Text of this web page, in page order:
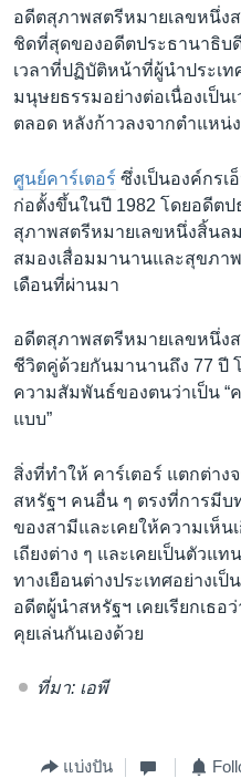
อดีตสุภาพสตรีหมายเลขหนึ่ง
ชิดที่สุดของอดีตประธานาธิบ
เวลาที่ปฏิบัติหน้าที่ผู้นำประเ
มนุษยธรรมอย่างต่อเนื่องเป็น
ตลอด หลังก้าวลงจากตำแหน่ง
ศูนย์คาร์เตอร์ ซึ่งเป็นองค์กรเ
ก่อตั้งขึ้นในปี 1982 โดยอดีตป
สุภาพสตรีหมายเลขหนึ่งสิ้นล
สมองเสื่อมมานานและสุขภา
เดือนที่ผ่านมา
อดีตสุภาพสตรีหมายเลขหนึ่ง
ชีวิตคู่ด้วยกันมานานถึง 77 ปี
ความสัมพันธ์ของตนว่าเป็น “
แบบ”
สิ่งที่ทำให้ คาร์เตอร์ แตกต่า
สหรัฐฯ คนอื่น ๆ ตรงที่การมี
ของสามีและเคยให้ความเห็น
เถียงต่าง ๆ และเคยเป็นตัวแ
ทางเยือนต่างประเทศอย่างเ
อดีตผู้นำสหรัฐฯ เคยเรียกเธอ
คุยเล่นกันเองด้วย
ที่มา: เอพี
แบ่งปัน